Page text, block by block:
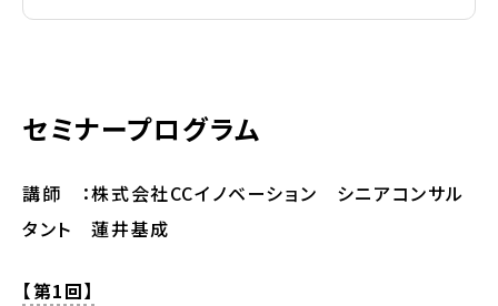
セミナープログラム
講師 ：株式会社CCイノベーション シニアコンサル
タント 蓮井基成
【第1回】